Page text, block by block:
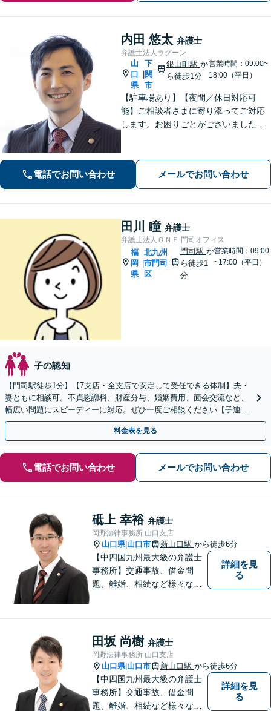
内田 悠太 弁護士
弁護士法人ラグーン
山
口
県
下
関
市
銀山町駅 か
ら徒歩1分
営業時間：09:00~
18:00（平日）
【駐車場あり】【夜間／休日対応可
能】ご相談者さまに寄り添ってご対応
します。お困りごとがございましたら
電話でお問い合わせ メールでお問い合わせ
田川 瞳 弁護士
弁護士法人ＯＮＥ 門司オフィス
福
岡
県
北九州
市門司
区
門司駅 か
ら徒歩1
分
営業時間：09:00
~17:00（平日）
子の認知
【門司駅徒歩1分】【7支店・全支店で安定して受任できる体制】夫・
妻ともに相談可。不貞慰謝料、財産分与、婚姻費用、面会交流など、
幅広い問題にスピーディーに対応。ぜひ一度ご相談ください【子連れ
相談・駐車場あり】
料金表を見る
電話でお問い合わせ メールでお問い合わせ
砥上 幸裕 弁護士
岡野法律事務所 山口支店
山口県| 山口市 新山口駅 から徒歩6分
【中四国九州最大級の弁護士
事務所】交通事故、借金問
題、離婚、相続など様々な問
い！
詳細を見
る
田坂 尚樹 弁護士
岡野法律事務所 山口支店
山口県| 山口市 新山口駅 から徒歩6分
【中四国九州最大級の弁護士
事務所】交通事故、借金問
題、離婚、相続など様々な問
詳細を見
る